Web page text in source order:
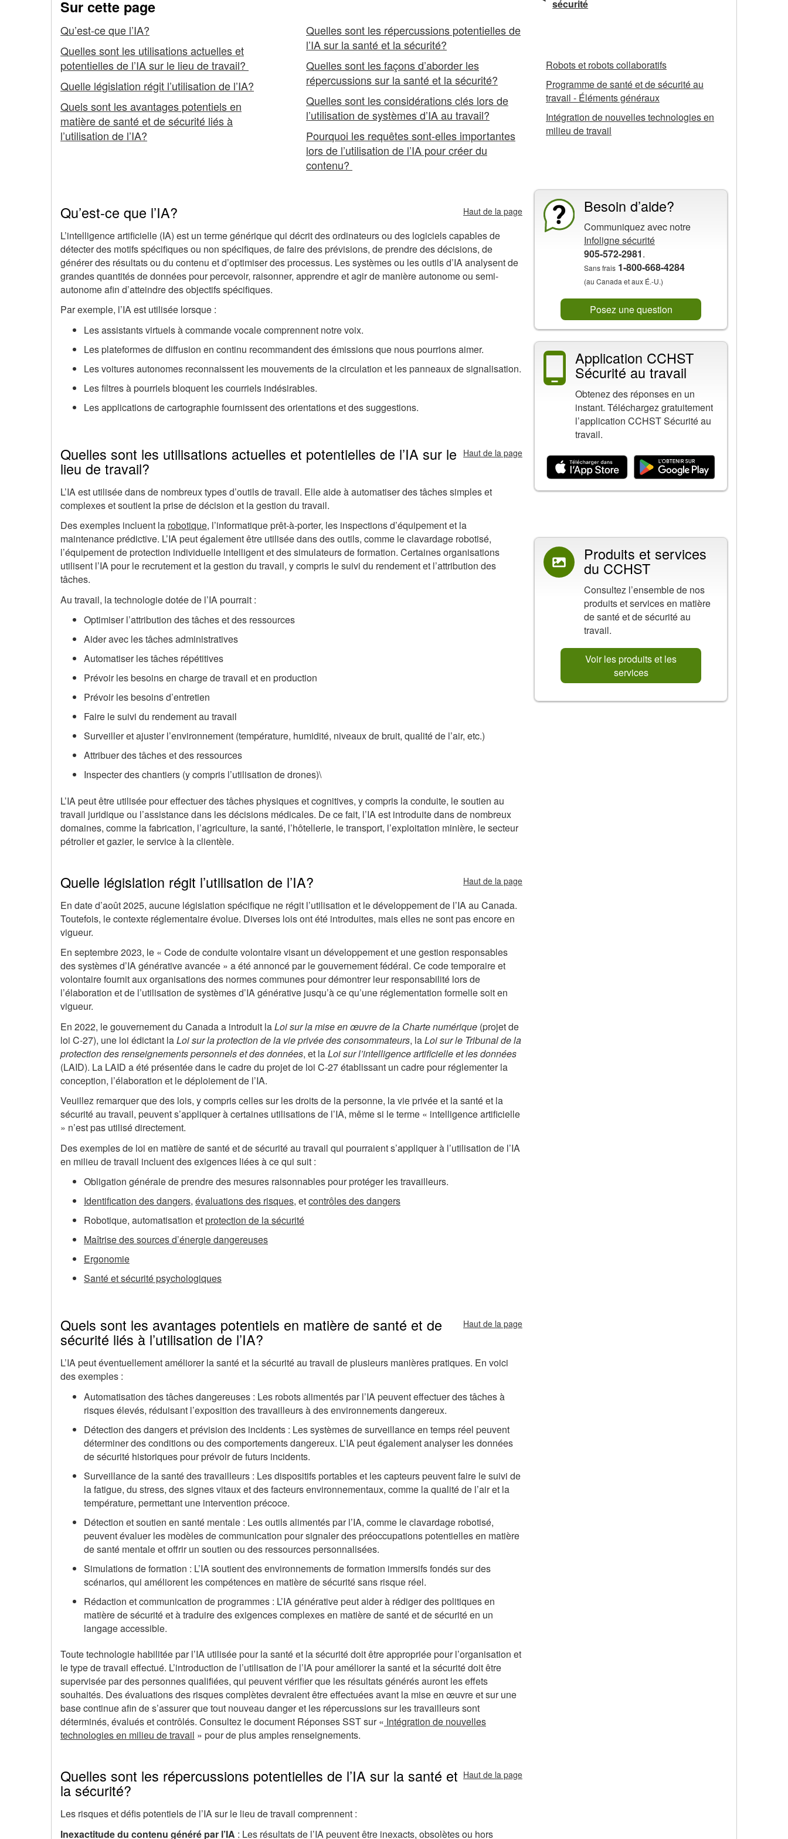
Sur cette page
Qu’est-ce que l’IA?
Quelles sont les utilisations actuelles et
potentielles de l’IA sur le lieu de travail?
Quelle législation régit l’utilisation de l’IA?
Quels sont les avantages potentiels en
matière de santé et de sécurité liés à
l’utilisation de l’IA?
Quelles sont les répercussions potentielles de
l’IA sur la santé et la sécurité?
Quelles sont les façons d’aborder les
répercussions sur la santé et la sécurité?
Quelles sont les considérations clés lors de
l’utilisation de systèmes d’IA au travail?
Pourquoi les requêtes sont-elles importantes
lors de l’utilisation de l’IA pour créer du
contenu?
Qu’est-ce que l’IA? Haut de la page
L’intelligence artificielle (IA) est un terme générique qui décrit des ordinateurs ou des logiciels capables de
détecter des motifs spécifiques ou non spécifiques, de faire des prévisions, de prendre des décisions, de
générer des résultats ou du contenu et d’optimiser des processus. Les systèmes ou les outils d’IA analysent de
grandes quantités de données pour percevoir, raisonner, apprendre et agir de manière autonome ou semi-
autonome afin d’atteindre des objectifs spécifiques.
Par exemple, l’IA est utilisée lorsque :
Les assistants virtuels à commande vocale comprennent notre voix.
Les plateformes de diffusion en continu recommandent des émissions que nous pourrions aimer.
Les voitures autonomes reconnaissent les mouvements de la circulation et les panneaux de signalisation.
Les filtres à pourriels bloquent les courriels indésirables.
Les applications de cartographie fournissent des orientations et des suggestions.
Quelles sont les utilisations actuelles et potentielles de l’IA sur le
lieu de travail?
Haut de la page
L’IA est utilisée dans de nombreux types d’outils de travail. Elle aide à automatiser des tâches simples et
complexes et soutient la prise de décision et la gestion du travail.
Des exemples incluent la robotique, l’informatique prêt-à-porter, les inspections d’équipement et la
maintenance prédictive. L’IA peut également être utilisée dans des outils, comme le clavardage robotisé,
l’équipement de protection individuelle intelligent et des simulateurs de formation. Certaines organisations
utilisent l’IA pour le recrutement et la gestion du travail, y compris le suivi du rendement et l’attribution des
tâches.
Au travail, la technologie dotée de l’IA pourrait :
Optimiser l’attribution des tâches et des ressources
Aider avec les tâches administratives
Automatiser les tâches répétitives
Prévoir les besoins en charge de travail et en production
Prévoir les besoins d’entretien
Faire le suivi du rendement au travail
Surveiller et ajuster l’environnement (température, humidité, niveaux de bruit, qualité de l’air, etc.)
Attribuer des tâches et des ressources
Inspecter des chantiers (y compris l’utilisation de drones)\
L’IA peut être utilisée pour effectuer des tâches physiques et cognitives, y compris la conduite, le soutien au
travail juridique ou l’assistance dans les décisions médicales. De ce fait, l’IA est introduite dans de nombreux
domaines, comme la fabrication, l’agriculture, la santé, l’hôtellerie, le transport, l’exploitation minière, le secteur
pétrolier et gazier, le service à la clientèle.
Quelle législation régit l’utilisation de l’IA? Haut de la page
En date d’août 2025, aucune législation spécifique ne régit l’utilisation et le développement de l’IA au Canada.
Toutefois, le contexte réglementaire évolue. Diverses lois ont été introduites, mais elles ne sont pas encore en
vigueur.
En septembre 2023, le « Code de conduite volontaire visant un développement et une gestion responsables
des systèmes d’IA générative avancée » a été annoncé par le gouvernement fédéral. Ce code temporaire et
volontaire fournit aux organisations des normes communes pour démontrer leur responsabilité lors de
l’élaboration et de l’utilisation de systèmes d’IA générative jusqu’à ce qu’une réglementation formelle soit en
vigueur.
En 2022, le gouvernement du Canada a introduit laLoi sur la mise en œuvre de la Charte numérique (projet de
loi C-27), une loi édictant laLoi sur la protection de la vie privée des consommateurs, laLoi sur le Tribunal de la
protection des renseignements personnels et des données, et laLoi sur l’intelligence artificielle et les données
(LAID). La LAID a été présentée dans le cadre du projet de loi C-27 établissant un cadre pour réglementer la
conception, l’élaboration et le déploiement de l’IA.
Veuillez remarquer que des lois, y compris celles sur les droits de la personne, la vie privée et la santé et la
sécurité au travail, peuvent s’appliquer à certaines utilisations de l’IA, même si le terme « intelligence artificielle
» n’est pas utilisé directement.
Des exemples de loi en matière de santé et de sécurité au travail qui pourraient s’appliquer à l’utilisation de l’IA
en milieu de travail incluent des exigences liées à ce qui suit :
Obligation générale de prendre des mesures raisonnables pour protéger les travailleurs.
Identification des dangers, évaluations des risques, etcontrôles des dangers
Robotique, automatisation etprotection de la sécurité
Maîtrise des sources d’énergie dangereuses
Ergonomie
Santé et sécurité psychologiques
Quels sont les avantages potentiels en matière de santé et de
sécurité liés à l’utilisation de l’IA?
Haut de la page
L’IA peut éventuellement améliorer la santé et la sécurité au travail de plusieurs manières pratiques. En voici
des exemples :
Automatisation des tâches dangereuses : Les robots alimentés par l’IA peuvent effectuer des tâches à
risques élevés, réduisant l’exposition des travailleurs à des environnements dangereux.
Détection des dangers et prévision des incidents : Les systèmes de surveillance en temps réel peuvent
déterminer des conditions ou des comportements dangereux. L’IA peut également analyser les données
de sécurité historiques pour prévoir de futurs incidents.
Surveillance de la santé des travailleurs : Les dispositifs portables et les capteurs peuvent faire le suivi de
la fatigue, du stress, des signes vitaux et des facteurs environnementaux, comme la qualité de l’air et la
température, permettant une intervention précoce.
Détection et soutien en santé mentale : Les outils alimentés par l’IA, comme le clavardage robotisé,
peuvent évaluer les modèles de communication pour signaler des préoccupations potentielles en matière
de santé mentale et offrir un soutien ou des ressources personnalisées.
Simulations de formation : L’IA soutient des environnements de formation immersifs fondés sur des
scénarios, qui améliorent les compétences en matière de sécurité sans risque réel.
Rédaction et communication de programmes : L’IA générative peut aider à rédiger des politiques en
matière de sécurité et à traduire des exigences complexes en matière de santé et de sécurité en un
langage accessible.
Toute technologie habilitée par l’IA utilisée pour la santé et la sécurité doit être appropriée pour l’organisation et
le type de travail effectué. L’introduction de l’utilisation de l’IA pour améliorer la santé et la sécurité doit être
supervisée par des personnes qualifiées, qui peuvent vérifier que les résultats générés auront les effets
souhaités. Des évaluations des risques complètes devraient être effectuées avant la mise en œuvre et sur une
base continue afin de s’assurer que tout nouveau danger et les répercussions sur les travailleurs sont
déterminés, évalués et contrôlés. Consultez le document Réponses SST sur « Intégration de nouvelles
technologies en milieu de travail » pour de plus amples renseignements.
Quelles sont les répercussions potentielles de l’IA sur la santé et
la sécurité?
Haut de la page
Les risques et défis potentiels de l’IA sur le lieu de travail comprennent :
Inexactitude du contenu généré par l’IA : Les résultats de l’IA peuvent être inexacts, obsolètes ou hors
sécurité
Robots et robots collaboratifs
Programme de santé et de sécurité au
travail - Éléments généraux
Intégration de nouvelles technologies en
milieu de travail
Besoin d’aide?
Communiquez avec notre
Infoligne sécurité
905-572-2981.
Sans frais 1-800-668-4284
(au Canada et aux É.-U.)
Posez une question
Application CCHST
Sécurité au travail
Obtenez des réponses en un
instant. Téléchargez gratuitement
l’application CCHST Sécurité au
travail.
Produits et services
du CCHST
Consultez l’ensemble de nos
produits et services en matière
de santé et de sécurité au
travail.
Voir les produits et les
services